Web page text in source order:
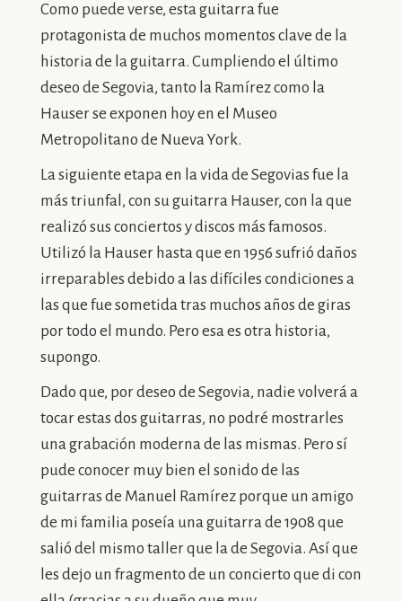
Como puede verse, esta guitarra fue
protagonista de muchos momentos clave de la
historia de la guitarra. Cumpliendo el último
deseo de Segovia, tanto la Ramírez como la
Hauser se exponen hoy en el Museo
Metropolitano de Nueva York.
La siguiente etapa en la vida de Segovias fue la
más triunfal, con su guitarra Hauser, con la que
realizó sus conciertos y discos más famosos.
Utilizó la Hauser hasta que en 1956 sufrió daños
irreparables debido a las difíciles condiciones a
las que fue sometida tras muchos años de giras
por todo el mundo. Pero esa es otra historia,
supongo.
Dado que, por deseo de Segovia, nadie volverá a
tocar estas dos guitarras, no podré mostrarles
una grabación moderna de las mismas. Pero sí
pude conocer muy bien el sonido de las
guitarras de Manuel Ramírez porque un amigo
de mi familia poseía una guitarra de 1908 que
salió del mismo taller que la de Segovia. Así que
les dejo un fragmento de un concierto que di con